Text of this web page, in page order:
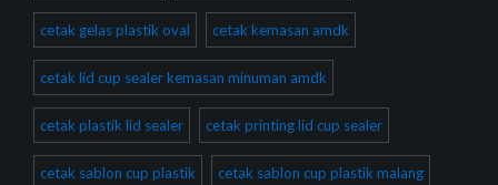
cetak gelas plastik oval cetak kemasan amdk
cetak lid cup sealer kemasan minuman amdk
cetak plastik lid sealer cetak printing lid cup sealer
cetak sablon cup plastik cetak sablon cup plastik malang